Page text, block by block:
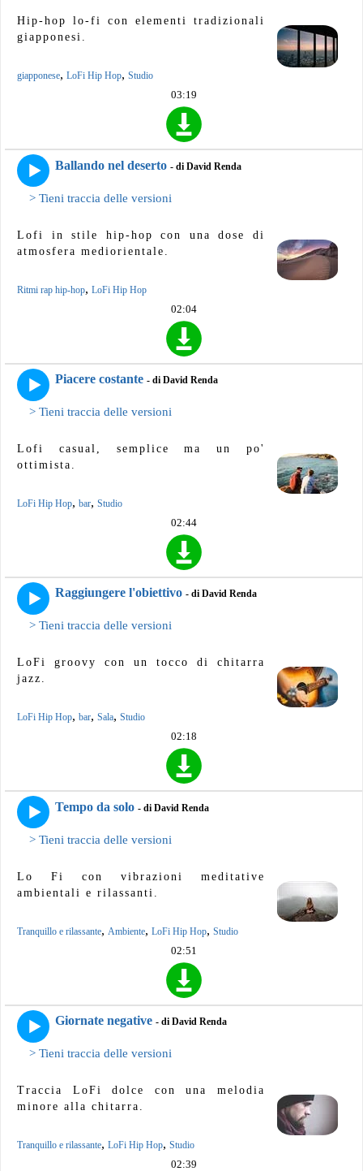
Hip-hop lo-fi con elementi tradizionali
giapponesi.
giapponese, LoFi Hip Hop, Studio
03:19
Ballando nel deserto - di David Renda
> Tieni traccia delle versioni
Lofi in stile hip-hop con una dose di
atmosfera mediorientale.
Ritmi rap hip-hop, LoFi Hip Hop
02:04
Piacere costante - di David Renda
> Tieni traccia delle versioni
Lofi casual, semplice ma un po'
ottimista.
LoFi Hip Hop, bar, Studio
02:44
Raggiungere l'obiettivo - di David Renda
> Tieni traccia delle versioni
LoFi groovy con un tocco di chitarra
jazz.
LoFi Hip Hop, bar, Sala, Studio
02:18
Tempo da solo - di David Renda
> Tieni traccia delle versioni
Lo Fi con vibrazioni meditative
ambientali e rilassanti.
Tranquillo e rilassante, Ambiente, LoFi Hip Hop, Studio
02:51
Giornate negative - di David Renda
> Tieni traccia delle versioni
Traccia LoFi dolce con una melodia
minore alla chitarra.
Tranquillo e rilassante, LoFi Hip Hop, Studio
02:39